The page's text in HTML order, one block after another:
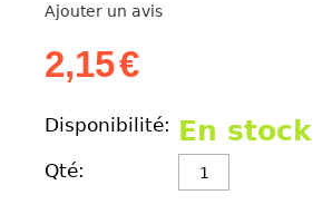
Ajouter un avis
2,15€
Disponibilité: En stock
Qté: